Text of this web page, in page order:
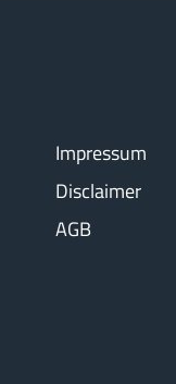
Impressum
Disclaimer
AGB